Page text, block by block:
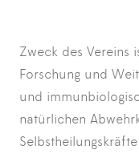
Zweck des Vereins
Forschung und
und
natürlichen